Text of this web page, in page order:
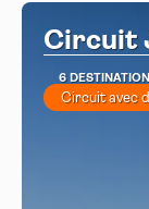
Circuit
6
Circuit avec